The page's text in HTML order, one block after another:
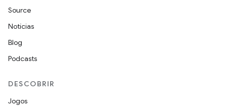
Source
Notícias
Blog
Podcasts
DESCOBRIR
Jogos